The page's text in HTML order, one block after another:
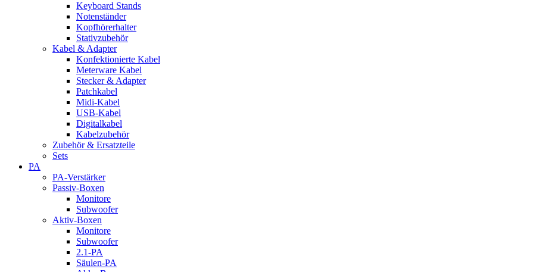
Keyboard Stands
Notenständer
Kopfhörerhalter
Stativzubehör
Kabel & Adapter
Konfektionierte Kabel
Meterware Kabel
Stecker & Adapter
Patchkabel
Midi-Kabel
USB-Kabel
Digitalkabel
Kabelzubehör
Zubehör & Ersatzteile
Sets
PA
PA-Verstärker
Passiv-Boxen
Monitore
Subwoofer
Aktiv-Boxen
Monitore
Subwoofer
2.1-PA
Säulen-PA